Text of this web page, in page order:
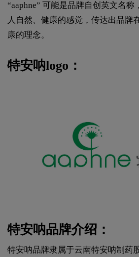
“aaphne” 可能是品牌自创英文名
人自然、健康的感觉，传达出品牌
康的理念。
特安呐logo：
特安呐品牌介绍：
特安呐品牌隶属于云南特安呐制药